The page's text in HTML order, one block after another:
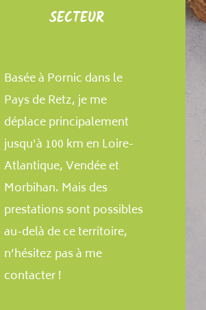
SECTEUR
Basée à Pornic dans le
Pays de Retz, je me
déplace principalement
jusqu'à 100 km en Loire-
Atlantique, Vendée et
Morbihan. Mais des
prestations sont possibles
au-delà de ce territoire,
n’hésitez pas à me
contacter !